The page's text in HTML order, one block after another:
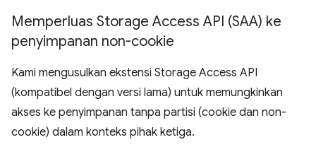
Memperluas Storage Access API (SAA) ke
penyimpanan non-cookie
Kami mengusulkan ekstensi Storage Access API
(kompatibel dengan versi lama) untuk memungkinkan
akses ke penyimpanan tanpa partisi (cookie dan non-
cookie) dalam konteks pihak ketiga.